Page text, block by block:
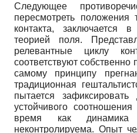
Следующее
пересмотреть положения
контакта, заключается
теорией поля.
релевантные циклу
соответствуют собственно
самому принципу
традиционная
пытается
устойчивого
время как динамика
неконтролируема. Опыт